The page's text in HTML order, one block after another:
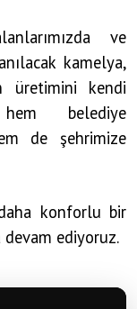
ve
kamelya,
üretimini kendi
hem belediye
de şehrimize
konforlu bir
devam ediyoruz.